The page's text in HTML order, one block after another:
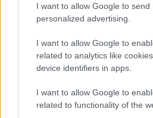
I want to allow Google to send
personalized advertising.
I want to allow Google to
related to analytics like
device identifiers in apps.
I want to allow Google to
related to functionality of the
Μεσημεριανό... 06.08.2026
Μεσημεριανό δελτίο
06/08/2026